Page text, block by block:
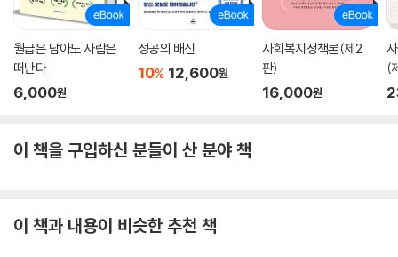
월급은 남아도 사람은
떠난다
6,000원
성공의 배신
10% 12,600원
사회복지정책론(제2
판)
16,000원
(
이 책을 구입하신 분들이 산 분야 책
이 책과 내용이 비슷한 추천 책